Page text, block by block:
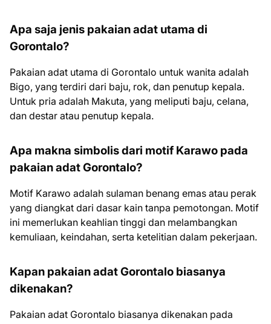
Apa saja jenis pakaian adat utama di
Gorontalo?
Pakaian adat utama di Gorontalo untuk wanita adalah
Bigo, yang terdiri dari baju, rok, dan penutup kepala.
Untuk pria adalah Makuta, yang meliputi baju, celana,
dan destar atau penutup kepala.
Apa makna simbolis dari motif Karawo pada
pakaian adat Gorontalo?
Motif Karawo adalah sulaman benang emas atau perak
yang diangkat dari dasar kain tanpa pemotongan. Motif
ini memerlukan keahlian tinggi dan melambangkan
kemuliaan, keindahan, serta ketelitian dalam pekerjaan.
Kapan pakaian adat Gorontalo biasanya
dikenakan?
Pakaian adat Gorontalo biasanya dikenakan pada